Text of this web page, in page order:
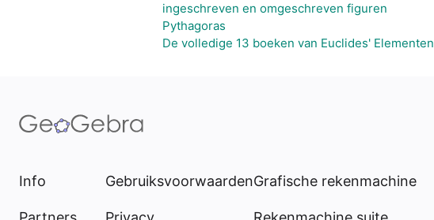
ingeschreven en omgeschreven figuren
Pythagoras
De volledige 13 boeken van Euclides' Elementen
Info GebruiksvoorwaardenGrafische rekenmachine